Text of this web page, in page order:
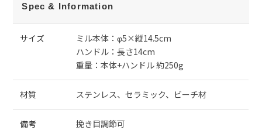
Spec & Information
サイズ
ミル本体：φ5×縦14.5cm
ハンドル：長さ14cm
重量：本体+ハンドル 約250g
材質 ステンレス、セラミック、ビーチ材
備考
挽き目調節可